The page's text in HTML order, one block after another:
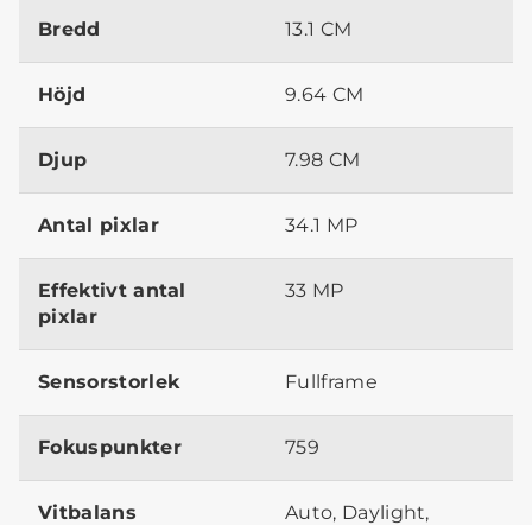
Bredd 13.1 CM
Höjd 9.64 CM
Djup 7.98 CM
Antal pixlar 34.1 MP
Effektivt antal
pixlar
33 MP
Sensorstorlek Fullframe
Fokuspunkter 759
Vitbalans
Auto, Daylight,